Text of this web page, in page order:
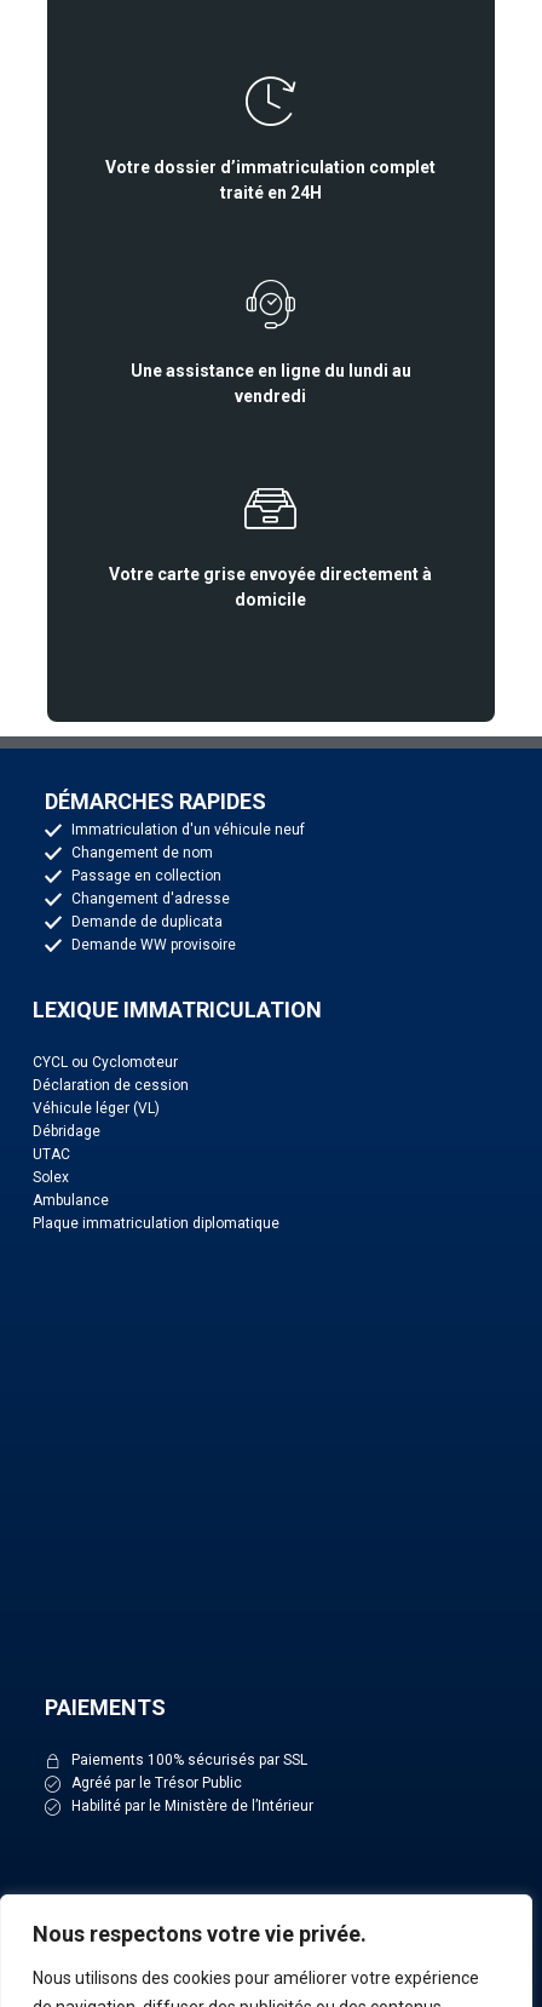
Nous respectons votre vie privée.
Nous utilisons des cookies pour améliorer votre expérience
Votre dossier d’immatriculation complet
traité en 24H
Une assistance en ligne du lundi au
vendredi
Votre carte grise envoyée directement à
domicile
DÉMARCHES RAPIDES
Immatriculation d'un véhicule neuf
Changement de nom
Passage en collection
Changement d'adresse
Demande de duplicata
Demande WW provisoire
LEXIQUE IMMATRICULATION
CYCL ou Cyclomoteur
Déclaration de cession
Véhicule léger (VL)
Débridage
UTAC
Solex
Ambulance
Plaque immatriculation diplomatique
PAIEMENTS
Paiements 100% sécurisés par SSL
Agréé par le Trésor Public
Habilité par le Ministère de l’Intérieur
NOS ACTUALITÉS
Toutes nos actualités